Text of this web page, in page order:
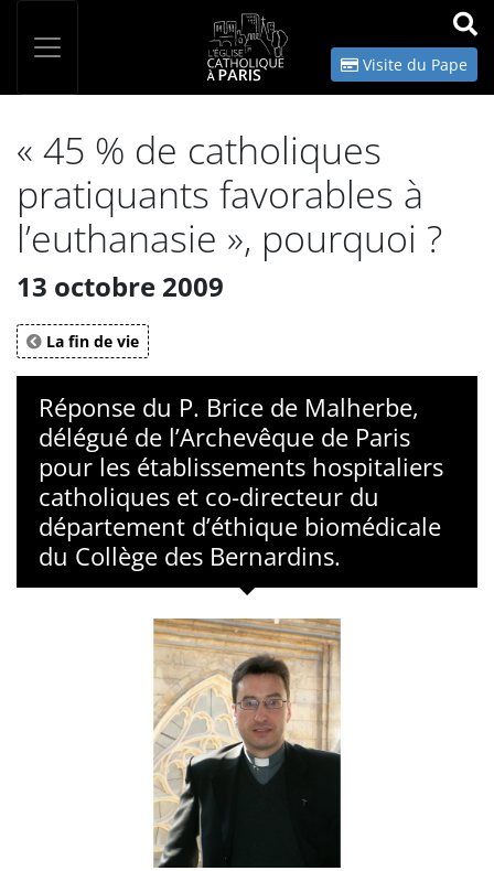
OK
Visite du Pape
« 45 % de catholiques
pratiquants favorables à
l’euthanasie », pourquoi ?
13 octobre 2009
La fin de vie
Réponse du P. Brice de Malherbe,
délégué de l’Archevêque de Paris
pour les établissements hospitaliers
catholiques et co-directeur du
département d’éthique biomédicale
du Collège des Bernardins.
Panneau de gestion des cookies